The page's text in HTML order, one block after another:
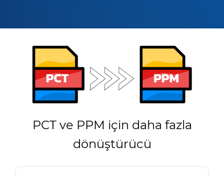
PCT ve PPM için daha fazla
dönüştürücü